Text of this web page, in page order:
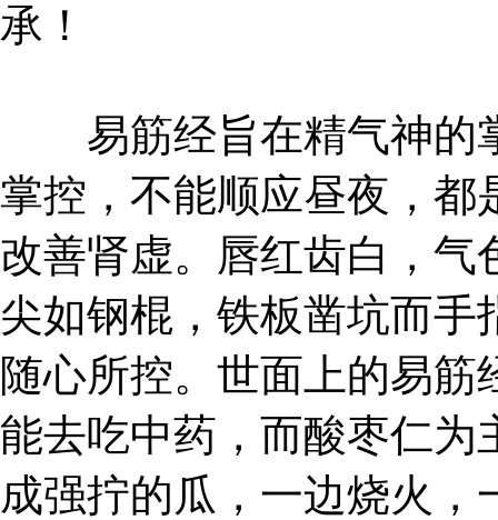
承！
易筋经旨在精气神的
掌控，不能顺应昼夜，都
改善肾虚。唇红齿白，气
尖如钢棍，铁板凿坑而
随心所控。世面上的易
能去吃中药，而酸枣仁为
成强拧的瓜，一边烧火